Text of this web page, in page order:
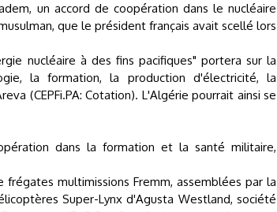
un accord de coopération dans le nucléaire
que le président français avait scellé lors
nucléaire à des fins pacifiques" portera sur la
la formation, la production d'électricité, la
(CEPFi.PA: Cotation). L'Algérie pourrait ainsi se
dans la formation et la santé militaire,
multimissions Fremm, assemblées par la
Super-Lynx d'Agusta Westland, société